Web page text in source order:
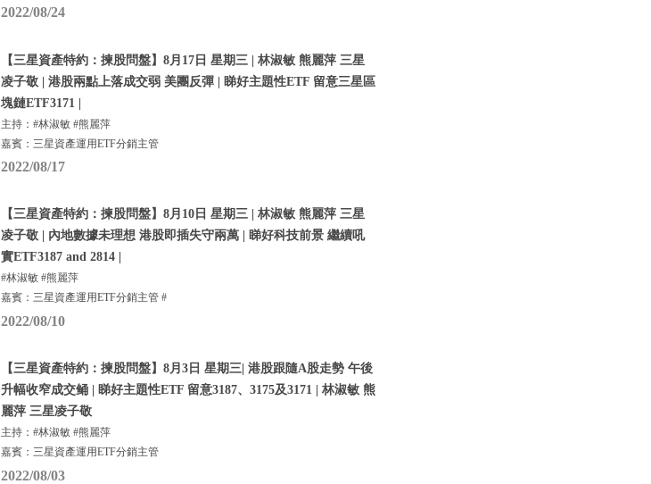
2022/08/24
【三星資產特約：揀股問盤】8月17日 星期三 | 林淑敏 熊麗萍 三星
凌子敬 | 港股兩點上落成交弱 美團反彈 | 睇好主題性ETF 留意三星區
塊鏈ETF3171 |
主持：#林淑敏 #熊麗萍
嘉賓：三星資產運用ETF分銷主管
2022/08/17
【三星資產特約：揀股問盤】8月10日 星期三 | 林淑敏 熊麗萍 三星
凌子敬 | 內地數據未理想 港股即插失守兩萬 | 睇好科技前景 繼續吼
實ETF3187 and 2814 |
#林淑敏 #熊麗萍
嘉賓：三星資產運用ETF分銷主管 #
2022/08/10
【三星資產特約：揀股問盤】8月3日 星期三| 港股跟隨A股走勢 午後
升幅收窄成交鲬 | 睇好主題性ETF 留意3187、3175及3171 | 林淑敏 熊
麗萍 三星凌子敬
主持：#林淑敏 #熊麗萍
嘉賓：三星資產運用ETF分銷主管
2022/08/03